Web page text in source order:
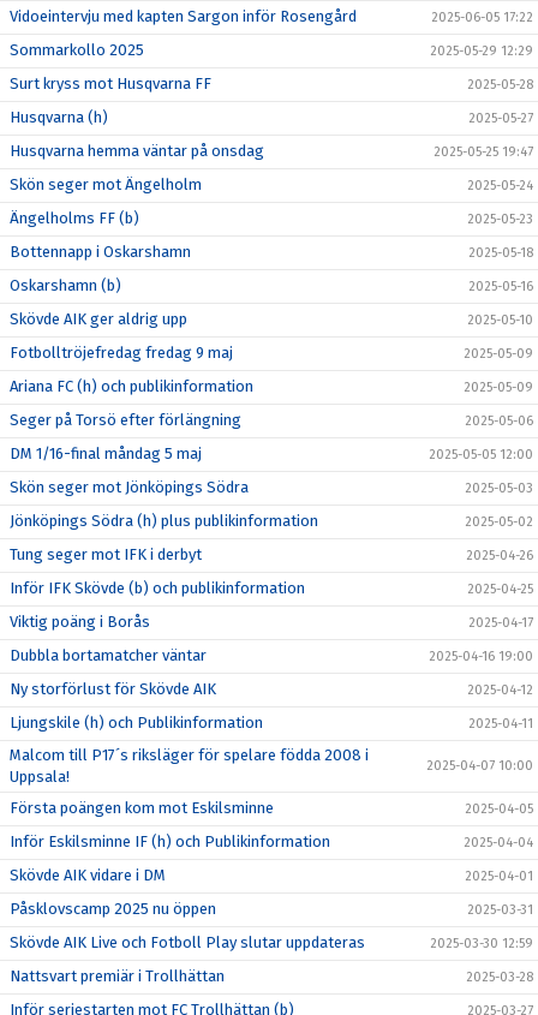
Vidoeintervju med kapten Sargon inför Rosengård 2025-06-05 17:22
Sommarkollo 2025 2025-05-29 12:29
Surt kryss mot Husqvarna FF 2025-05-28
Husqvarna (h) 2025-05-27
Husqvarna hemma väntar på onsdag 2025-05-25 19:47
Skön seger mot Ängelholm 2025-05-24
Ängelholms FF (b) 2025-05-23
Bottennapp i Oskarshamn 2025-05-18
Oskarshamn (b) 2025-05-16
Skövde AIK ger aldrig upp 2025-05-10
Fotbolltröjefredag fredag 9 maj 2025-05-09
Ariana FC (h) och publikinformation 2025-05-09
Seger på Torsö efter förlängning 2025-05-06
DM 1/16-final måndag 5 maj 2025-05-05 12:00
Skön seger mot Jönköpings Södra 2025-05-03
Jönköpings Södra (h) plus publikinformation 2025-05-02
Tung seger mot IFK i derbyt 2025-04-26
Inför IFK Skövde (b) och publikinformation 2025-04-25
Viktig poäng i Borås 2025-04-17
Dubbla bortamatcher väntar 2025-04-16 19:00
Ny storförlust för Skövde AIK 2025-04-12
Ljungskile (h) och Publikinformation 2025-04-11
Malcom till P17´s riksläger för spelare födda 2008 i
Uppsala!
2025-04-07 10:00
Första poängen kom mot Eskilsminne 2025-04-05
Inför Eskilsminne IF (h) och Publikinformation 2025-04-04
Skövde AIK vidare i DM 2025-04-01
Påsklovscamp 2025 nu öppen 2025-03-31
Skövde AIK Live och Fotboll Play slutar uppdateras 2025-03-30 12:59
Nattsvart premiär i Trollhättan 2025-03-28
Inför seriestarten mot FC Trollhättan (b) 2025-03-27